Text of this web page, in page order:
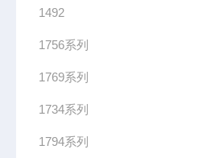
1492
1756系列
1769系列
1734系列
1794系列